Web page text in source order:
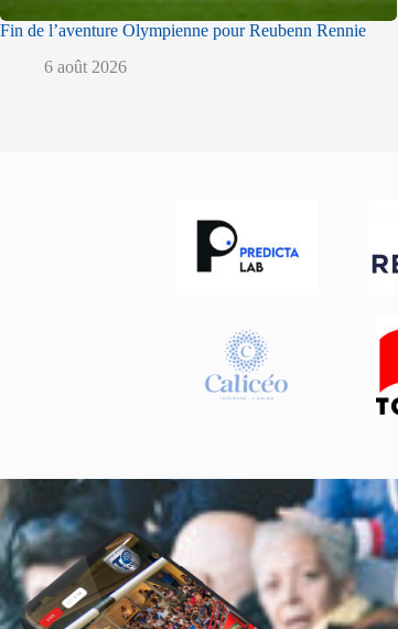
Fin de l’aventure Olympienne pour Reubenn Rennie
6 août 2026